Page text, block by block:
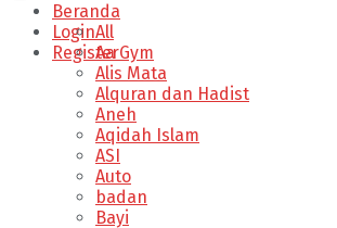
Login
Register
Beranda
All
Aa Gym
Alis Mata
Alquran dan Hadist
Aneh
Aqidah Islam
ASI
Auto
badan
Bayi